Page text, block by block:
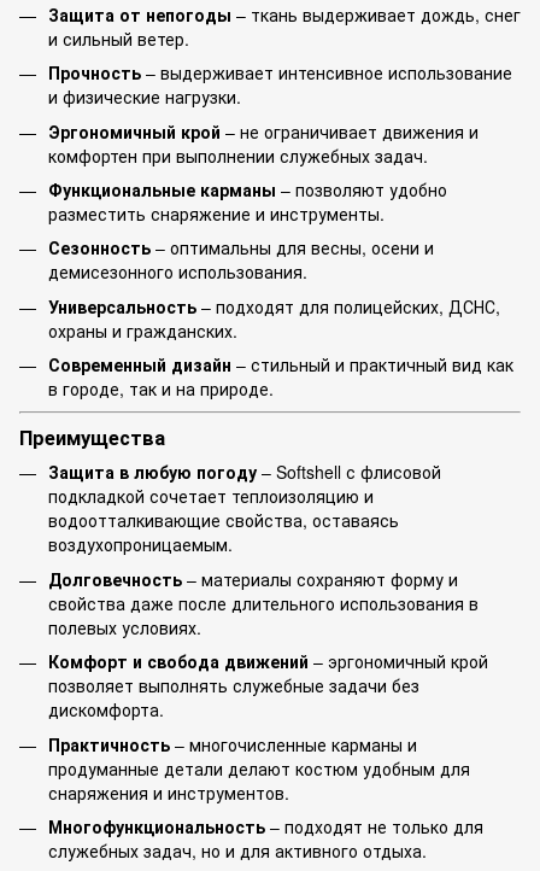
Защита от непогоды – ткань выдерживает дождь, снег
и сильный ветер.
Прочность – выдерживает интенсивное использование
и физические нагрузки.
Эргономичный крой – не ограничивает движения и
комфортен при выполнении служебных задач.
Функциональные карманы – позволяют удобно
разместить снаряжение и инструменты.
Сезонность – оптимальны для весны, осени и
демисезонного использования.
Универсальность – подходят для полицейских, ДСНС,
охраны и гражданских.
Современный дизайн – стильный и практичный вид как
в городе, так и на природе.
Преимущества
Защита в любую погоду – Softshell с флисовой
подкладкой сочетает теплоизоляцию и
водоотталкивающие свойства, оставаясь
воздухопроницаемым.
Долговечность – материалы сохраняют форму и
свойства даже после длительного использования в
полевых условиях.
Комфорт и свобода движений – эргономичный крой
позволяет выполнять служебные задачи без
дискомфорта.
Практичность – многочисленные карманы и
продуманные детали делают костюм удобным для
снаряжения и инструментов.
Многофункциональность – подходят не только для
служебных задач, но и для активного отдыха.